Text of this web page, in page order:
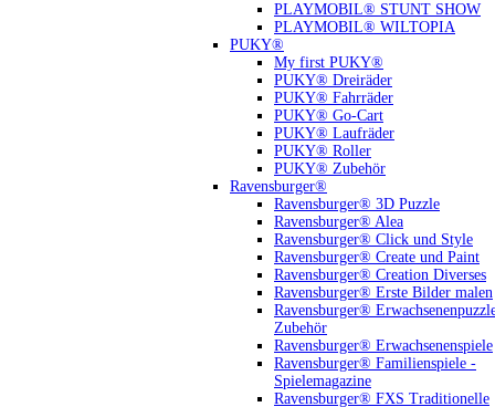
PLAYMOBIL® STUNT SHOW
PLAYMOBIL® WILTOPIA
PUKY®
My first PUKY®
PUKY® Dreiräder
PUKY® Fahrräder
PUKY® Go-Cart
PUKY® Laufräder
PUKY® Roller
PUKY® Zubehör
Ravensburger®
Ravensburger® 3D Puzzle
Ravensburger® Alea
Ravensburger® Click und Style
Ravensburger® Create und Paint
Ravensburger® Creation Diverses
Ravensburger® Erste Bilder malen
Ravensburger®
Zubehör
Ravensburger® Erwachsenenspiele
Ravensburger® Familienspiele -
Spielemagazine
Ravensburger® FXS Traditionelle